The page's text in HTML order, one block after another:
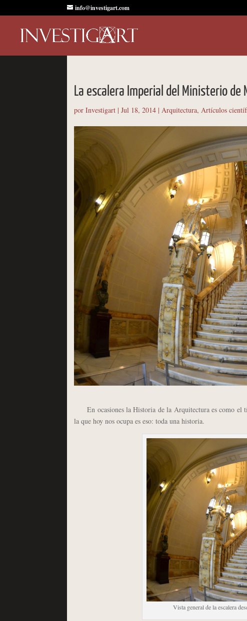
info@investigart.com
La escalera Imperial del Ministerio de
porInvestigart |Jul 18, 2014 |Arquitectura,Artículos
En ocasiones la Historia de la Arquitectura es como el
la que hoy nos ocupa es eso: toda una historia.
Vista general de la escalera